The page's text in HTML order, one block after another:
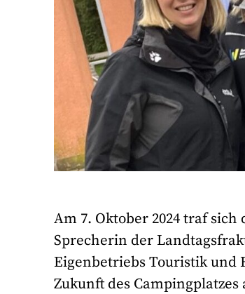
Am 7. Oktober 2024 traf
Sprecherin der
Eigenbetriebs Touristik und
Zukunft des